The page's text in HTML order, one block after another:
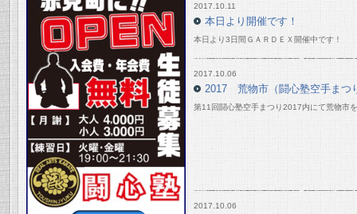
2017.10.11
本日より開催です！
本日より3日間ＧＡＲＤＥＸ開催中です！
2017.10.06
2017 荒物市（闘心塾空手まつ
第11回闘心塾空手まつり2017内にて荒物市
2017.10.06